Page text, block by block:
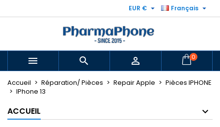
Français 
EUR € 
   0
Accueil Réparation/ Pièces Repair Apple
Pièces IPHONE
IPhone 13
ACCUEIL